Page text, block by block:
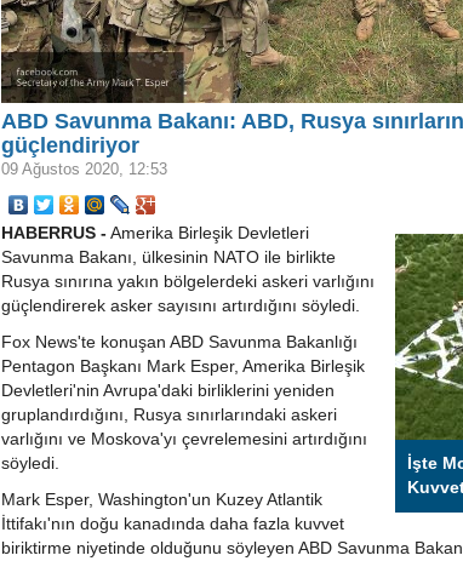
ABD Savunma Bakanı: ABD, Rusya
güçlendiriyor
09 Ağustos 2020, 12:53
İşte
HABERRUS - Amerika Birleşik Devletleri
Savunma Bakanı, ülkesinin NATO ile birlikte
Rusya sınırına yakın bölgelerdeki askeri varlığını
güçlendirerek asker sayısını artırdığını söyledi.
Fox News'te konuşan ABD Savunma Bakanlığı
Pentagon Başkanı Mark Esper, Amerika Birleşik
Devletleri'nin Avrupa'daki birliklerini yeniden
gruplandırdığını, Rusya sınırlarındaki askeri
varlığını ve Moskova'yı çevrelemesini artırdığını
söyledi.
Mark Esper, Washington'un Kuzey Atlantik
İttifakı'nın doğu kanadında daha fazla kuvvet
biriktirme niyetinde olduğunu söyleyen ABD Savunma